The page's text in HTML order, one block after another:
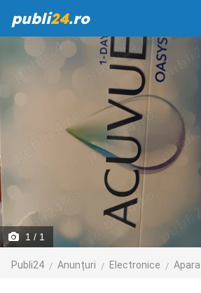
publi24.ro
1 / 1
Publi24 Anunțuri Electronice